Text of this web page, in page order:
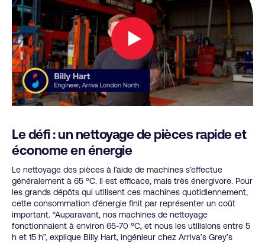
Le défi : un nettoyage de pièces rapide et
économe en énergie
Le nettoyage des pièces à l’aide de machines s’effectue
généralement à 65 °C. Il est efficace, mais très énergivore. Pour
les grands dépôts qui utilisent ces machines quotidiennement,
cette consommation d’énergie finit par représenter un coût
important. “Auparavant, nos machines de nettoyage
fonctionnaient à environ 65-70 °C, et nous les utilisions entre 5
h et 15 h”, explique Billy Hart, ingénieur chez Arriva’s Grey’s